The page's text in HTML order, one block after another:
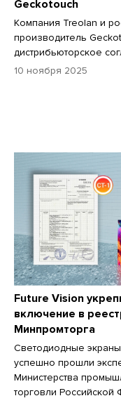
Geckotouch
Компания Treolan и
производитель
дистрибьюторское
10 ноября 2025
Future Vision
включение в
Минпромторга
Светодиодные
успешно прошли
Министерства
торговли Российской